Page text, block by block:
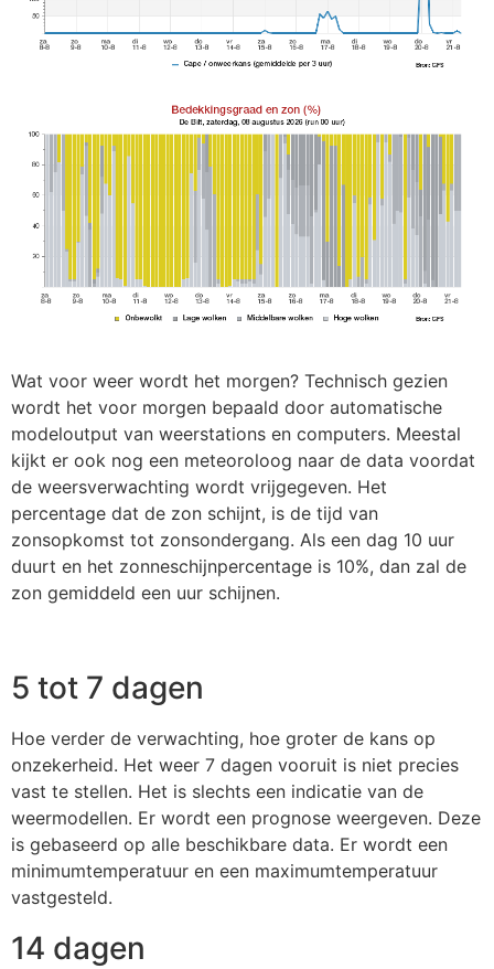
Wat voor weer wordt het morgen? Technisch gezien
wordt het voor morgen bepaald door automatische
modeloutput van weerstations en computers. Meestal
kijkt er ook nog een meteoroloog naar de data voordat
de weersverwachting wordt vrijgegeven. Het
percentage dat de zon schijnt, is de tijd van
zonsopkomst tot zonsondergang. Als een dag 10 uur
duurt en het zonneschijnpercentage is 10%, dan zal de
zon gemiddeld een uur schijnen.
5 tot 7 dagen
Hoe verder de verwachting, hoe groter de kans op
onzekerheid. Het weer 7 dagen vooruit is niet precies
vast te stellen. Het is slechts een indicatie van de
weermodellen. Er wordt een prognose weergeven. Deze
is gebaseerd op alle beschikbare data. Er wordt een
minimumtemperatuur en een maximumtemperatuur
vastgesteld.
14 dagen